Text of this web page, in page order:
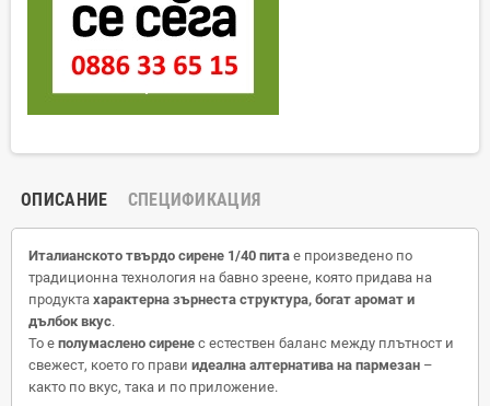
ОПИСАНИЕ СПЕЦИФИКАЦИЯ
Италианското твърдо сирене 1/40 пита е произведено по
традиционна технология на бавно зреене, която придава на
продукта характерна зърнеста структура, богат аромат и
дълбок вкус.
То е полумаслено сирене с естествен баланс между плътност и
свежест, което го прави идеална алтернатива на пармезан –
както по вкус, така и по приложение.